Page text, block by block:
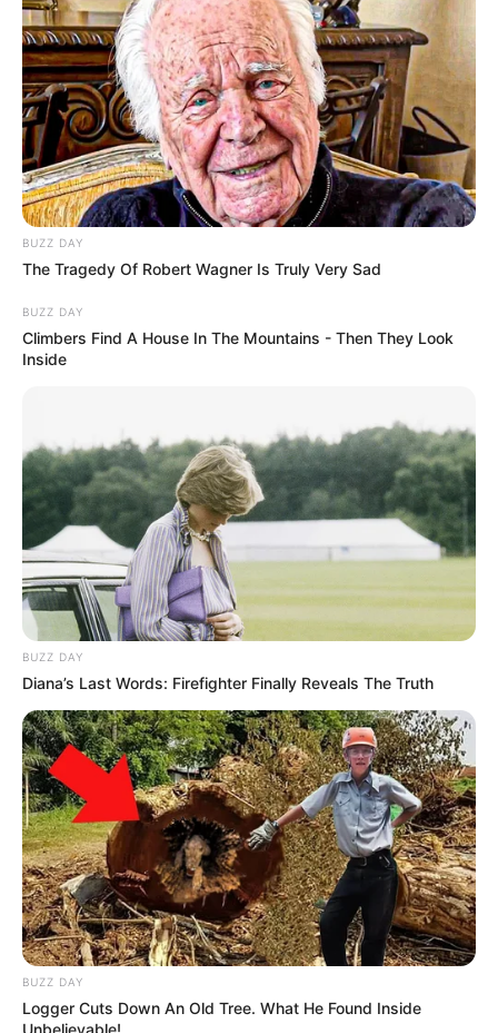
BUZZ DAY
The Tragedy Of Robert Wagner Is Truly Very Sad
BUZZ DAY
Climbers Find A House In The Mountains - Then They Look
Inside
BUZZ DAY
Diana’s Last Words: Firefighter Finally Reveals The Truth
BUZZ DAY
Logger Cuts Down An Old Tree. What He Found Inside